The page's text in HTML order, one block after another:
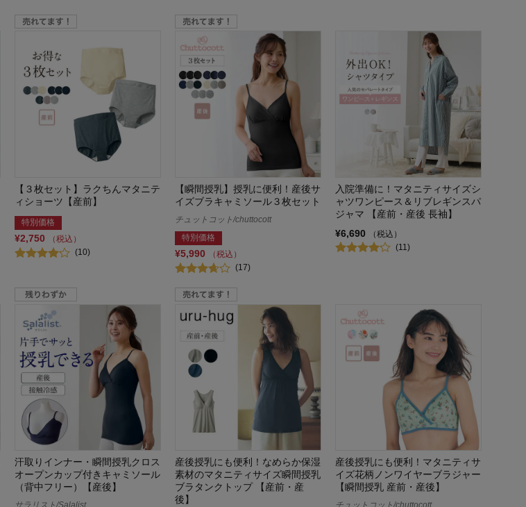
【３枚セット】ラクちんマタニテ
ィショーツ【産前】
特別価格
¥2,750
（税込）
(10)
【瞬間授乳】授乳に便利！産後サ
イズブラキャミソール３枚セット
チュットコット/chuttocott
特別価格
¥5,990
（税込）
(17)
入院準備に！マタニティサイズシ
ャツワンピース＆リブレギンスパ
ジャマ 【産前・産後 長袖】
¥6,690
（税込）
(11)
汗取りインナー・瞬間授乳クロス
オープンカップ付きキャミソール
（背中フリー）【産後】
サラリスト/Salalist
産後授乳にも便利！なめらか保湿
素材のマタニティサイズ瞬間授乳
ブラタンクトップ 【産前・産
後】
産後授乳にも便利！マタニティサ
イズ花柄ノンワイヤーブラジャー
【瞬間授乳 産前・産後】
チュットコット/chuttocott